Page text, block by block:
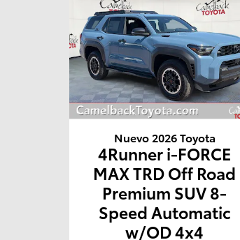
Nuevo 2026 Toyota
4Runner i-FORCE
MAX TRD Off Road
Premium SUV 8-
Speed Automatic
w/OD 4x4